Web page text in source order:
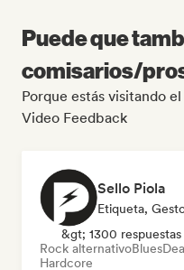
Puede que
comisarios/
Porque estás visitando
Video Feedback
Sello Piola
&gt; 1300 respuestas
Rock alternativoBlues
Hardcore